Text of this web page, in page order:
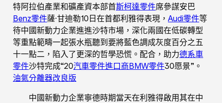
特阿拉伯產業和礦產資本部首斯柯達零件席參謀安巴
Benz零件薩·甘迪勒10日在首都利雅得表現， Audi零件等
待中國新動力企業進進沙特市場，深化兩國在低碳轉型
等重點範疇一起張水瓶聽到要將藍色調成灰度百分之五
十一點二，陷入了更深的哲學恐慌。配合，助力德系車
零件沙特完成“20汽車零件進口商BMW零件30愿景”。
油氣分離器改良版
中國新動力企業寧德時期當天在利雅得啟用其在中